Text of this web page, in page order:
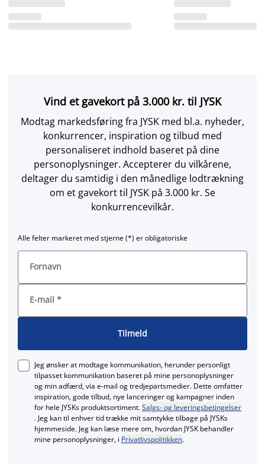
Vind et gavekort på 3.000 kr. til JYSK
Modtag markedsføring fra JYSK med bl.a. nyheder,
konkurrencer, inspiration og tilbud med
personaliseret indhold baseret på dine
personoplysninger. Accepterer du vilkårene,
deltager du samtidig i den månedlige lodtrækning
om et gavekort til JYSK på 3.000 kr. Se
konkurrencevilkår.
Alle felter markeret med stjerne (*) er obligatoriske
Fornavn
E-mail *
Tilmeld
Jeg ønsker at modtage kommunikation, herunder personligt
tilpasset kommunikation baseret på mine personoplysninger
og min adfærd, via e‑mail og tredjepartsmedier. Dette omfatter
inspiration, gode tilbud, nye lanceringer og kampagner inden
for hele JYSKs produktsortiment.Salgs- og leveringsbetingelser
. Jeg kan til enhver tid trække mit samtykke tilbage på JYSKs
hjemmeside. Jeg kan læse mere om, hvordan JYSK behandler
mine personoplysninger, i Privatlivspolitikken.